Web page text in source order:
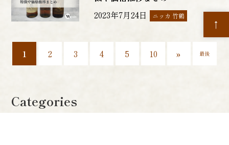
2023年7月24日
ニッカ 竹鶴
1 2 3 4 5 10 » 最後
Categories
↑